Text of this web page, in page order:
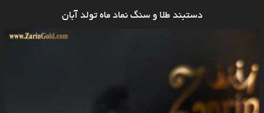
دستبند طلا و سنگ نماد ماه تولد آبان